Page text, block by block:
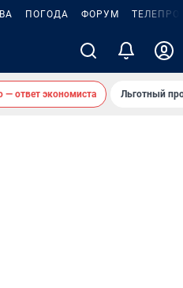
ПОГОДА ФОРУМ
— ответ экономиста Льготный